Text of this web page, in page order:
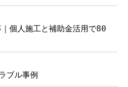
個人施工と補助金活用で80
ブル事例